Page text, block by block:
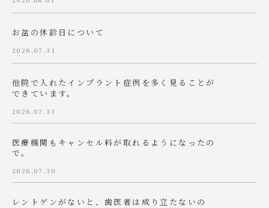
お盆の休診日について
2026.07.31
他院で入れたインプラント症例を多く見ることが
できています。
2026.07.31
医療機関もキャンセル料が取れるようになったの
で。
2026.07.30
レントゲンがないと、歯医者は成り立たないの